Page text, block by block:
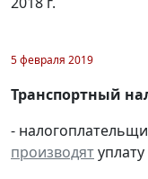
5 февраля 2019
Транспортный
-
производят